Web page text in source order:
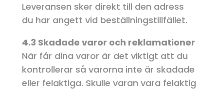
Leveransen sker direkt till den adress
du har angett vid beställningstillfället.
4.3 Skadade varor och reklamationer
När får dina varor är det viktigt att du
kontrollerar så varorna inte är skadade
eller felaktiga. Skulle varan vara felaktig